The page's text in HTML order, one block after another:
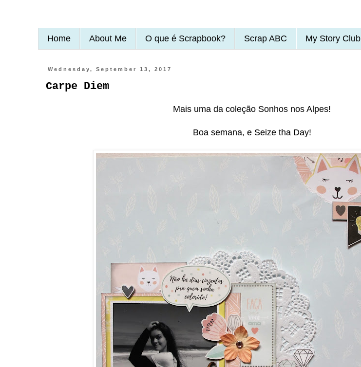
Home About Me O que é Scrapbook? Scrap ABC My Story Club
Wednesday, September 13, 2017
Carpe Diem
Mais uma da coleção Sonhos nos Alpes!
Boa semana, e Seize tha Day!